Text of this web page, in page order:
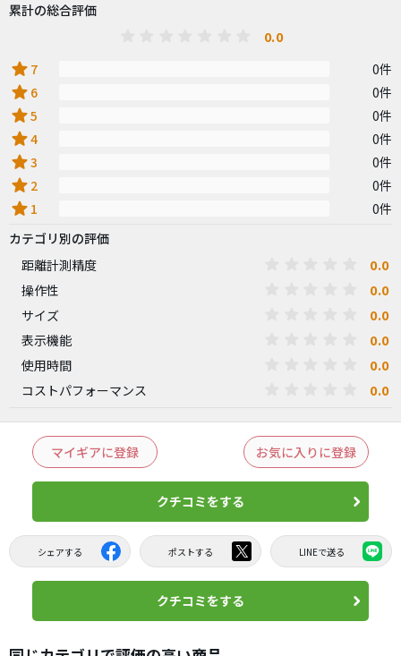
累計の総合評価
0.0
star 7 0件
star 6 0件
star5 0件
star4 0件
star3 0件
star 2 0件
star 1
0件
カテゴリ別の評価
距離計測精度
0.0
操作性 0.0
サイズ 0.0
表示機能 0.0
使用時間 0.0
コストパフォーマンス 0.0
マイギアに登録 お気に入りに登録
クチコミをする
シェアする ポストする LINEで送る
クチコミをする